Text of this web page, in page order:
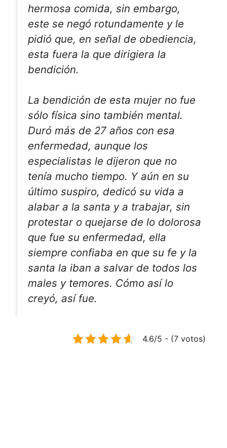
hermosa comida, sin embargo,
este se negó rotundamente y le
pidió que, en señal de obediencia,
esta fuera la que dirigiera la
bendición.
La bendición de esta mujer no fue
sólo física sino también mental.
Duró más de 27 años con esa
enfermedad, aunque los
especialistas le dijeron que no
tenía mucho tiempo. Y aún en su
último suspiro, dedicó su vida a
alabar a la santa y a trabajar, sin
protestar o quejarse de lo dolorosa
que fue su enfermedad, ella
siempre confiaba en que su fe y la
santa la iban a salvar de todos los
males y temores. Cómo así lo
creyó, así fue.
4.6/5 - (7 votos)